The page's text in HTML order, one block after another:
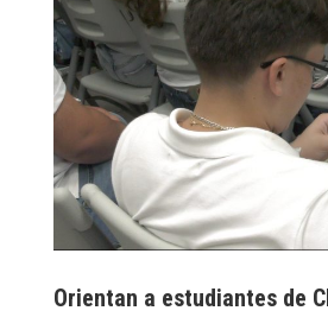
Orientan a estudiantes de